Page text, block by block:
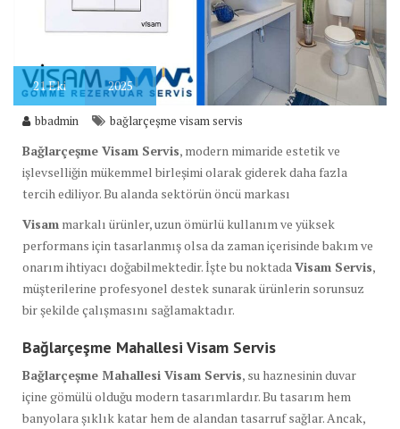
21Eki 2025
bbadmin bağlarçeşme visam servis
Bağlarçeşme Visam Servis, modern mimaride estetik ve
işlevselliğin mükemmel birleşimi olarak giderek daha fazla
tercih ediliyor. Bu alanda sektörün öncü markası
Visam markalı ürünler, uzun ömürlü kullanım ve yüksek
performans için tasarlanmış olsa da zaman içerisinde bakım ve
onarım ihtiyacı doğabilmektedir. İşte bu noktada Visam Servis,
müşterilerine profesyonel destek sunarak ürünlerin sorunsuz
bir şekilde çalışmasını sağlamaktadır.
Bağlarçeşme Mahallesi Visam Servis
Bağlarçeşme Mahallesi Visam Servis, su haznesinin duvar
içine gömülü olduğu modern tasarımlardır. Bu tasarım hem
banyolara şıklık katar hem de alandan tasarruf sağlar. Ancak,